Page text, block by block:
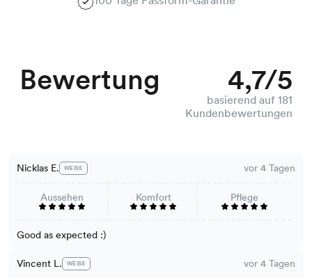
Bewertung 4,7/5
basierend auf 181
Kundenbewertungen
Nicklas E. WEISS vor 4 Tagen
Aussehen Komfort Pflege
Good as expected :)
Vincent L. WEISS vor 4 Tagen